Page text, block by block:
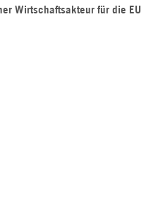
Wirtschaftsakteur für die EU